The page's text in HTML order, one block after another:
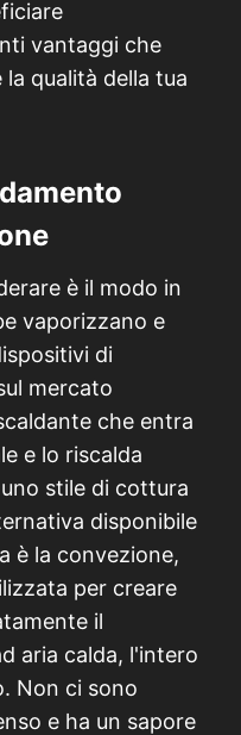
vantaggi che
qualità della tua
è il modo in
vaporizzano e
di
mercato
che entra
e lo riscalda
stile di cottura
disponibile
è la convezione,
per creare
il
aria calda, l'intero
Non ci sono
e ha un sapore